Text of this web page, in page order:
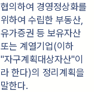
협의하여 경영정상화를
위하여 수립한 부동산,
유가증권 등 보유자산
또는 계열기업(이하
"자구계획대상자산"이
라 한다)의 정리계획을
말한다.